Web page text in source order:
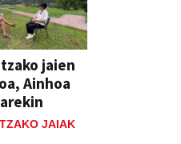
jaien
Ainhoa
JAIAK